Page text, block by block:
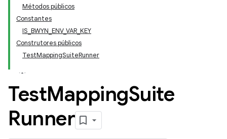
Métodos públicos
Constantes
IS_BWYN_ENV_VAR_KEY
Construtores públicos
TestMappingSuiteRunner
TestMappingSuite
Runner